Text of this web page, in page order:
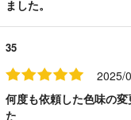
ました。
35
2025/
何度も依頼した色味の
た